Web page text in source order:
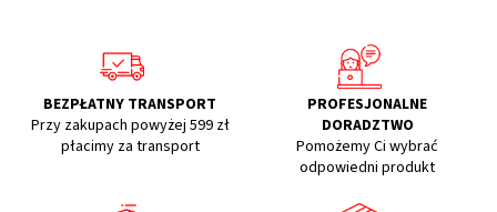
BEZPŁATNY TRANSPORT
Przy zakupach powyżej 599 zł
płacimy za transport
PROFESJONALNE
DORADZTWO
Pomożemy Ci wybrać
odpowiedni produkt